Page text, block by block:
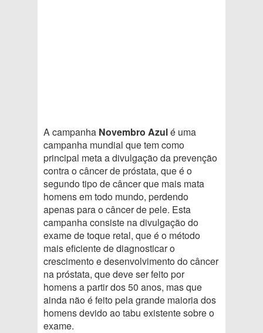
A campanha Novembro Azulé uma
campanha mundial que tem como
principal meta a divulgação da prevenção
contra o câncer de próstata, que é o
segundo tipo de câncer que mais mata
homens em todo mundo, perdendo
apenas para o câncer de pele. Esta
campanha consiste na divulgação do
exame de toque retal, que é o método
mais eficiente de diagnosticar o
crescimento e desenvolvimento do câncer
na próstata, que deve ser feito por
homens a partir dos 50 anos, mas que
ainda não é feito pela grande maioria dos
homens devido ao tabu existente sobre o
exame.